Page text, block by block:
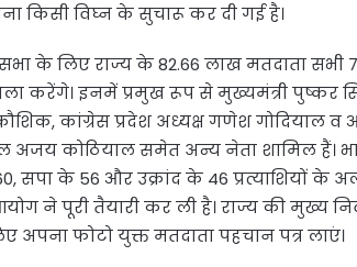
किसी विघ्न के सुचारू कर दी गई है।
के लिए राज्य के 82.66 लाख मतदाता
करेंगे। इनमें प्रमुख रूप से मुख्यमंत्री पुष्कर
कांग्रेस प्रदेश अध्यक्ष गणेश गोदियाल व
अजय कोठियाल समेत अन्य नेता शामिल हैं।
सपा के 56 और उक्रांद के 46 प्रत्याशियों के
ने पूरी तैयारी कर ली है। राज्य की मुख्य
अपना फोटो युक्त मतदाता पहचान पत्र लाएं।